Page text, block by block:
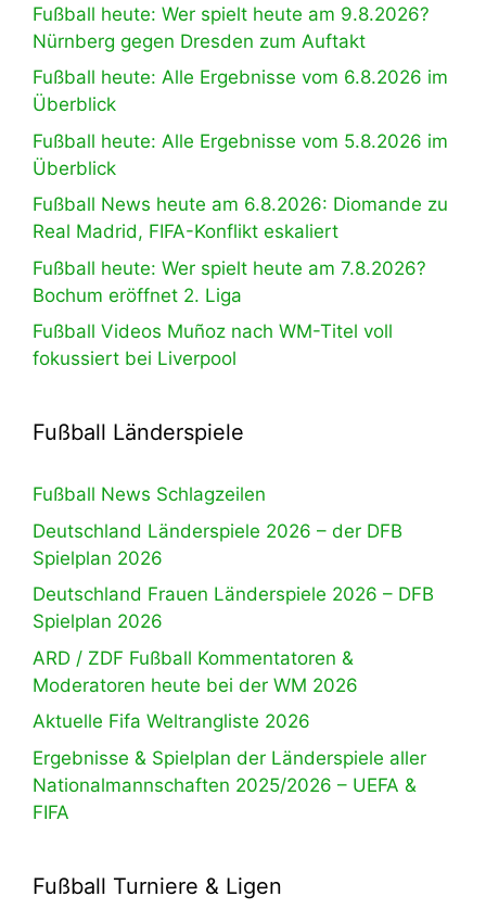
Fußball heute: Wer spielt heute am 9.8.2026?
Nürnberg gegen Dresden zum Auftakt
Fußball heute: Alle Ergebnisse vom 6.8.2026 im
Überblick
Fußball heute: Alle Ergebnisse vom 5.8.2026 im
Überblick
Fußball News heute am 6.8.2026: Diomande zu
Real Madrid, FIFA-Konflikt eskaliert
Fußball heute: Wer spielt heute am 7.8.2026?
Bochum eröffnet 2. Liga
Fußball Videos Muñoz nach WM-Titel voll
fokussiert bei Liverpool
Fußball Länderspiele
Fußball News Schlagzeilen
Deutschland Länderspiele 2026 – der DFB
Spielplan 2026
Deutschland Frauen Länderspiele 2026 – DFB
Spielplan 2026
ARD / ZDF Fußball Kommentatoren &
Moderatoren heute bei der WM 2026
Aktuelle Fifa Weltrangliste 2026
Ergebnisse & Spielplan der Länderspiele aller
Nationalmannschaften 2025/2026 – UEFA &
FIFA
Fußball Turniere & Ligen